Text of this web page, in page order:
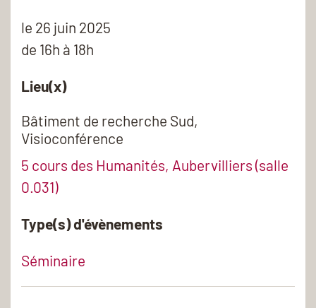
le 26 juin 2025
de 16h à 18h
Lieu(x)
Bâtiment de recherche Sud,
Visioconférence
5 cours des Humanités, Aubervilliers (salle
0.031)
Type(s) d'évènements
Séminaire